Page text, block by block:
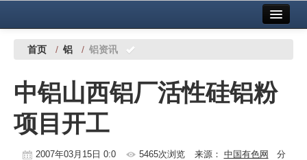
中国有色金属报社主办 广告服务
铜镍铅锌
铝
稀有稀土
首页 / 铝 / 铝资讯
中铝山西铝厂活性硅铝粉
项目开工
2007年03月15日 0:0 5465次浏览 来源： 中国有色网 分